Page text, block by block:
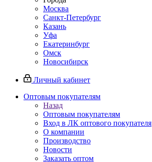
Москва
Санкт-Петербург
Казань
Уфа
Екатеринбург
Омск
Новосибирск
Личный кабинет
Оптовым покупателям
Назад
Оптовым покупателям
Вход в ЛК оптового покупателя
О компании
Производство
Новости
Заказать оптом